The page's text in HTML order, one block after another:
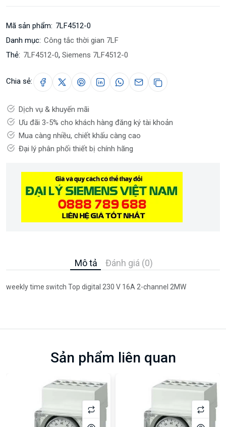
Mã sản phẩm: 7LF4512-0
Danh mục: Công tắc thời gian 7LF
Thẻ: 7LF4512-0, Siemens 7LF4512-0
Chia sẻ:
Dịch vụ & khuyến mãi
Ưu đãi 3-5% cho khách hàng đăng ký tài khoản
Mua càng nhiều, chiết khấu càng cao
Đại lý phân phối thiết bị chính hãng
Mô tả Đánh giá (0)
weekly time switch Top digital 230 V 16A 2-channel 2MW
Sản phẩm liên quan